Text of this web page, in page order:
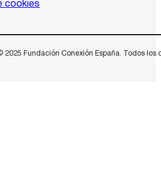
cookies
2025 Fundación Conexión España. Todos los